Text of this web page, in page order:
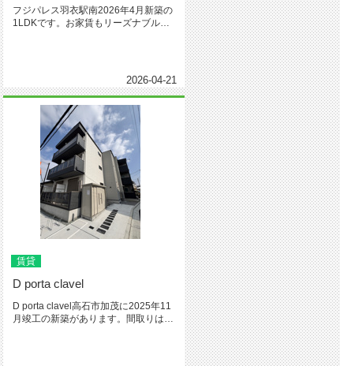
フジパレス羽衣駅南2026年4月新築の
1LDKです。お家賃もリーズナブル
2026-04-21
賃貸
D porta clavel
D porta clavel高石市加茂に2025年11
月竣工の新築があります。間取りは、